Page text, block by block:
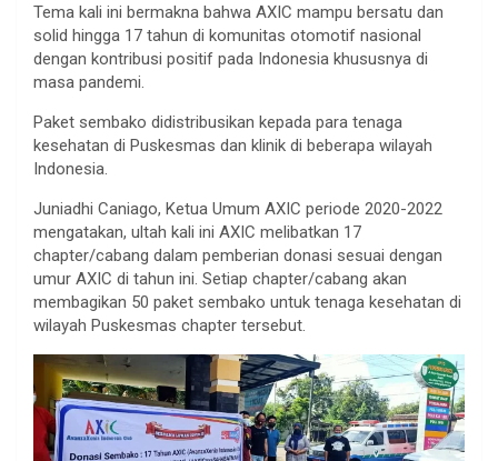
Tema kali ini bermakna bahwa AXIC mampu bersatu dan
solid hingga 17 tahun di komunitas otomotif nasional
dengan kontribusi positif pada Indonesia khususnya di
masa pandemi.
Paket sembako didistribusikan kepada para tenaga
kesehatan di Puskesmas dan klinik di beberapa wilayah
Indonesia.
Juniadhi Caniago, Ketua Umum AXIC periode 2020-2022
mengatakan, ultah kali ini AXIC melibatkan 17
chapter/cabang dalam pemberian donasi sesuai dengan
umur AXIC di tahun ini. Setiap chapter/cabang akan
membagikan 50 paket sembako untuk tenaga kesehatan di
wilayah Puskesmas chapter tersebut.